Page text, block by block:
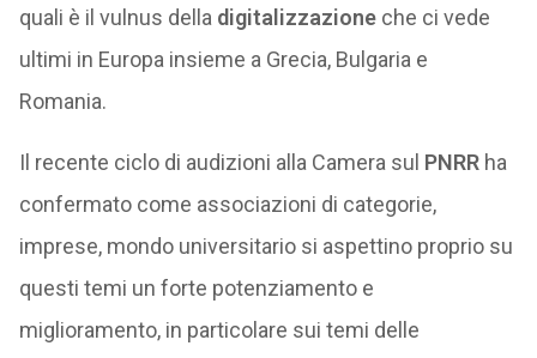
quali è il vulnus della digitalizzazioneche ci vede
ultimi in Europa insieme a Grecia, Bulgaria e
Romania.
Il recente ciclo di audizioni alla Camera sul PNRRha
confermato come associazioni di categorie,
imprese, mondo universitario si aspettino proprio su
questi temi un forte potenziamento e
miglioramento, in particolare sui temi delle